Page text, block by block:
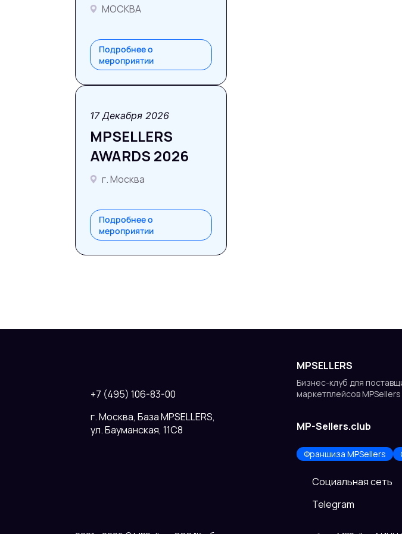
МОСКВА
Подробнее о
мероприятии
17 Декабря 2026
MPSELLERS
AWARDS 2026
г. Москва
Подробнее о
мероприятии
+7 (495) 106-83-00
г. Москва, База MPSELLERS,
ул. Бауманская, 11С8
MPSELLERS
Бизнес-клуб для
маркетплейсов
MP-Sellers.club
Франшиза MPSellers
Cоциальная сеть
Telegram